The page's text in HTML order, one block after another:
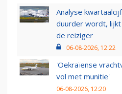
Analyse
duurder wordt,
de reiziger
06-08-2026, 12:22
'Oekraïense
vol met munitie'
06-08-2026, 12:20